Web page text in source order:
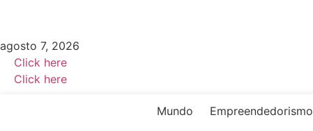
o
conteúdo
agosto 7, 2026
Click here
Click here
Mundo Empreendedorismo